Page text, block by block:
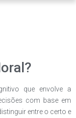
que envolve a
com base em
entre o certo e